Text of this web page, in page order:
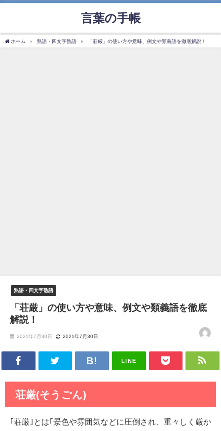
言葉の手帳
ホーム 熟語・四文字熟語 「荘厳」の使い方や意味、例文や類義語を徹底解説！
熟語・四文字熟語
「荘厳」の使い方や意味、例文や類義語を徹底
解説！
2021年7月30日 2021年7月30日
LINE
荘厳(そうごん)
｢荘厳｣とは｢景色や雰囲気などに圧倒され、重々しく厳か